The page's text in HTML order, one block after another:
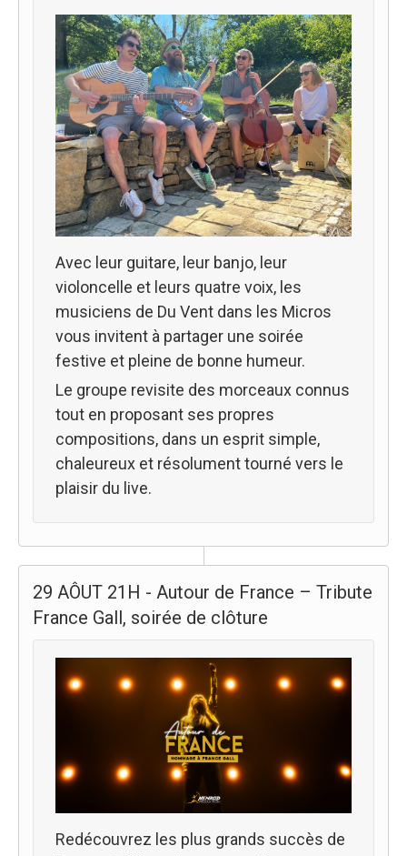
Avec leur guitare, leur banjo, leur
violoncelle et leurs quatre voix, les
musiciens de Du Vent dans les Micros
vous invitent à partager une soirée
festive et pleine de bonne humeur.
Le groupe revisite des morceaux connus
tout en proposant ses propres
compositions, dans un esprit simple,
chaleureux et résolument tourné vers le
plaisir du live.
29 AÔUT 21H - Autour de France – Tribute
France Gall, soirée de clôture
Redécouvrez les plus grands succès de